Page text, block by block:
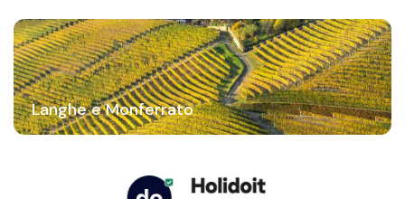
Langhe e Monferrato